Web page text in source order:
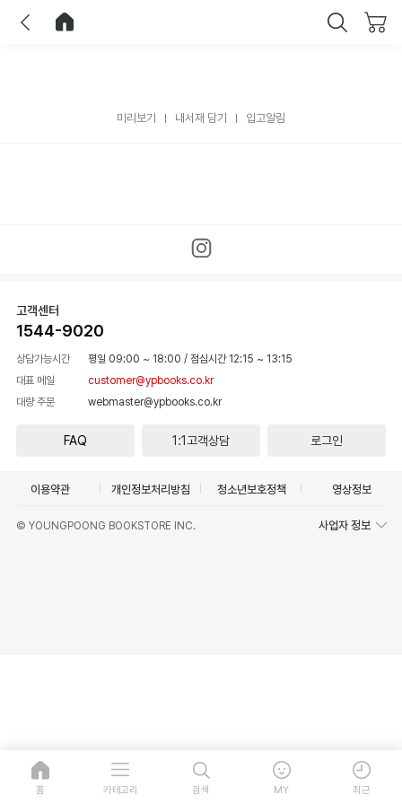
미리보기 내서재 담기 입고알림
고객센터
1544-9020
상담가능시간 평일 09:00 ~ 18:00 / 점심시간 12:15 ~ 13:15
대표 메일
customer@ypbooks.co.kr
대량 주문
webmaster@ypbooks.co.kr
FAQ 1:1고객상담 로그인
이용약관 개인정보처리방침 청소년보호정책 영상정보
© YOUNGPOONG BOOKSTORE INC. 사업자 정보
홈 카테고리 검색 MY 최근